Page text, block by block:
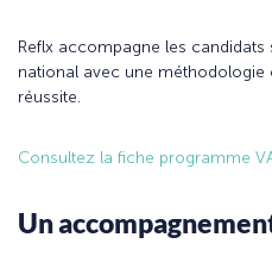
Reflx accompagne les candidats
national avec une méthodologie
réussite.
Consultez la fiche programme
Un